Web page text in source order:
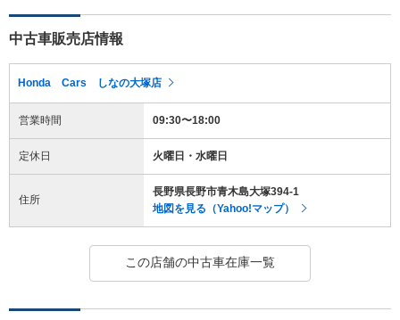
中古車販売店情報
Honda Cars しなの大塚店
営業時間 09:30〜18:00
定休日 火曜日・水曜日
住所
長野県長野市青木島大塚394-1
地図を見る（Yahoo!マップ）
この店舗の中古車在庫一覧